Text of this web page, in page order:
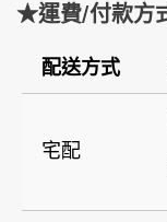
★運費/付款方
配送方式
宅配